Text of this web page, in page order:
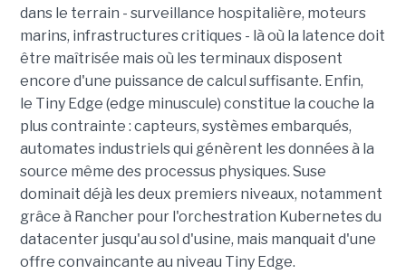
dans le terrain - surveillance hospitalière, moteurs
marins, infrastructures critiques - là où la latence doit
être maîtrisée mais où les terminaux disposent
encore d'une puissance de calcul suffisante. Enfin,
le Tiny Edge (edge minuscule) constitue la couche la
plus contrainte : capteurs, systèmes embarqués,
automates industriels qui génèrent les données à la
source même des processus physiques. Suse
dominait déjà les deux premiers niveaux, notamment
grâce à Rancher pour l'orchestration Kubernetes du
datacenter jusqu'au sol d'usine, mais manquait d'une
offre convaincante au niveau Tiny Edge.